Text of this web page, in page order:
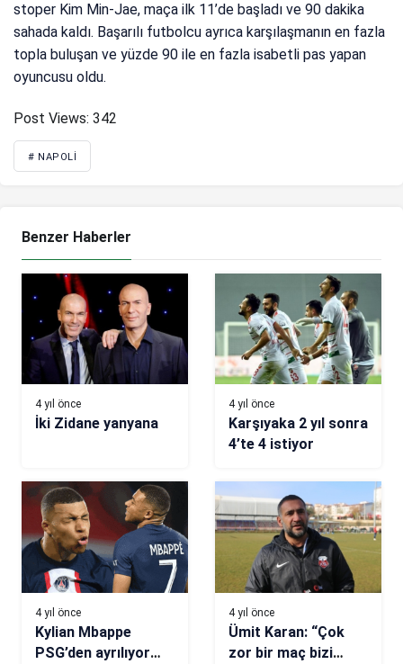
stoper Kim Min-Jae, maça ilk 11’de başladı ve 90 dakika
sahada kaldı. Başarılı futbolcu ayrıca karşılaşmanın en fazla
topla buluşan ve yüzde 90 ile en fazla isabetli pas yapan
oyuncusu oldu.
Post Views: 342
# NAPOLI
Benzer Haberler
4 yıl önce
İki Zidane yanyana
4 yıl önce
Karşıyaka 2 yıl sonra
4’te 4 istiyor
4 yıl önce
Kylian Mbappe
PSG’den ayrılıyor
4 yıl önce
Ümit Karan: “Çok
zor bir maç bizi